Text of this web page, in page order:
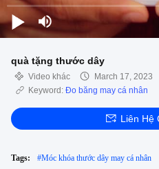
quà tặng thước dây
Video khác
March 17, 2023
Keyword: Đo băng may cá nhân
Liên Hệ
Tags: #Móc khóa thước dây may cá nhân